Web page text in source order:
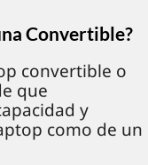
Convertible?
convertible o
que
y
como de un